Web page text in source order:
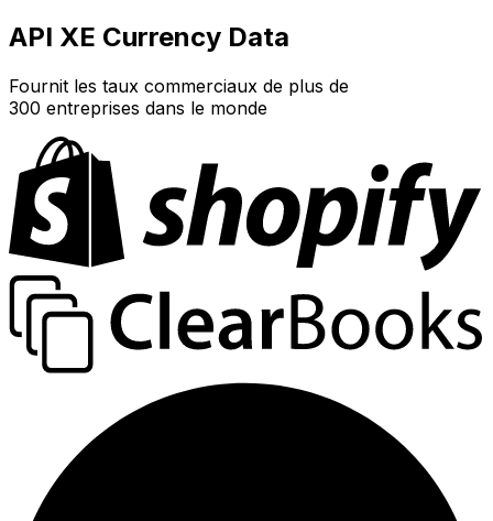
API XE Currency Data
Fournit les taux commerciaux de plus de
300 entreprises dans le monde